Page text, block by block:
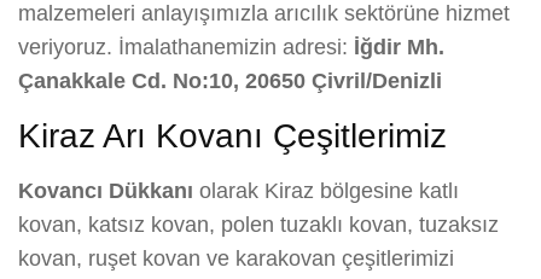
malzemeleri anlayışımızla arıcılık sektörüne hizmet
veriyoruz. İmalathanemizin adresi: İğdir Mh.
Çanakkale Cd. No:10, 20650 Çivril/Denizli
Kiraz Arı Kovanı Çeşitlerimiz
Kovancı Dükkanı olarak Kiraz bölgesine katlı
kovan, katsız kovan, polen tuzaklı kovan, tuzaksız
kovan, ruşet kovan ve karakovan çeşitlerimizi